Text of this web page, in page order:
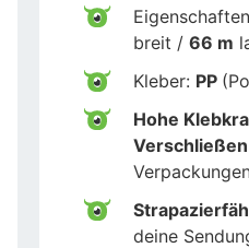
breit / 66 m
Kleber: PP
Hohe
Verschließen
deine